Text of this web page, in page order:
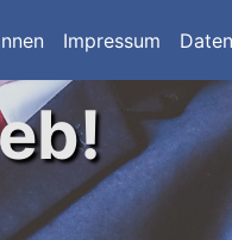
Impressum